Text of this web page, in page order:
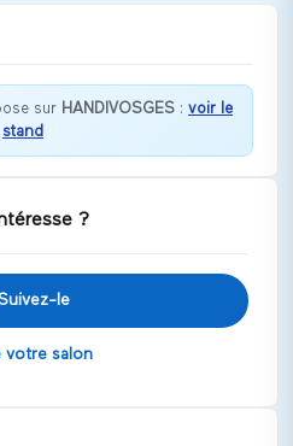
!
sur HANDIVOSGES : voir le
stand
?
le
votre salon